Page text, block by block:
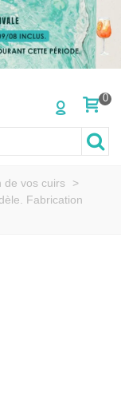
0
de vos cuirs
>
Fabrication